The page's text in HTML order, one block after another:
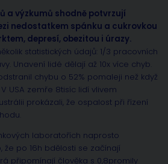
a výzkumů shodně potvrzují
nedostatkem spánku a cukrovkou
depresí, obezitou i úrazy.
statistických údajů: 1/3 pracovních
Unavení lidé dělají až 10x více chyb.
chybu o 52% pomaleji než když
USA zemře 8tisíc lidí vlivem
prokázali, že ospalost při řízení
laboratořích naprosto
po 16h bdělosti se začínají
připomínají člověka s 0,8promily